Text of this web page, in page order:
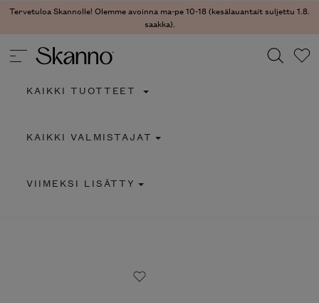
Tervetuloa Skannolle! Olemme avoinna ma-pe 10-18 (kesälauantait suljettu 1.8.
saakka).
Type 2 or more characters for results.
KAIKKI TUOTTEET
KAIKKI VALMISTAJAT
VIIMEKSI LISÄTTY